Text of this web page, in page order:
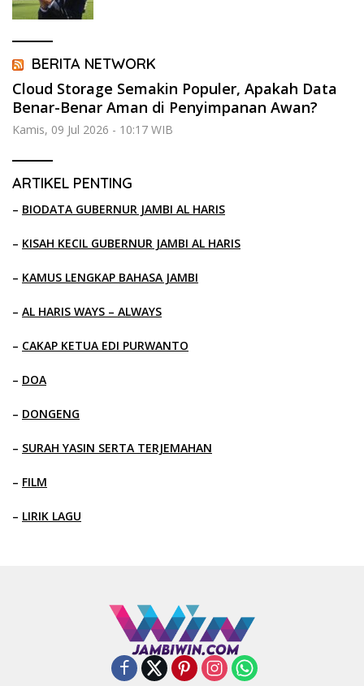
BERITA NETWORK
Cloud Storage Semakin Populer, Apakah Data
Benar-Benar Aman di Penyimpanan Awan?
Kamis, 09 Jul 2026 - 10:17 WIB
ARTIKEL PENTING
– BIODATA GUBERNUR JAMBI AL HARIS
– KISAH KECIL GUBERNUR JAMBI AL HARIS
– KAMUS LENGKAP BAHASA JAMBI
– AL HARIS WAYS – ALWAYS
– CAKAP KETUA EDI PURWANTO
– DOA
– DONGENG
– SURAH YASIN SERTA TERJEMAHAN
– FILM
– LIRIK LAGU